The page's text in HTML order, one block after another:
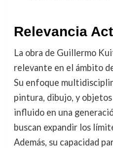
Relevancia
La obra de Guillermo
relevante en el ámbito
Su enfoque
pintura, dibujo, y
influido en una
buscan expandir los
Además, su capacidad